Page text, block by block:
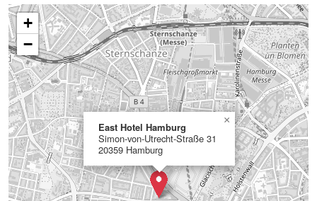
East Hotel Hamburg
Simon-von-Utrecht-Straße 31
20359 Hamburg
×
+
−